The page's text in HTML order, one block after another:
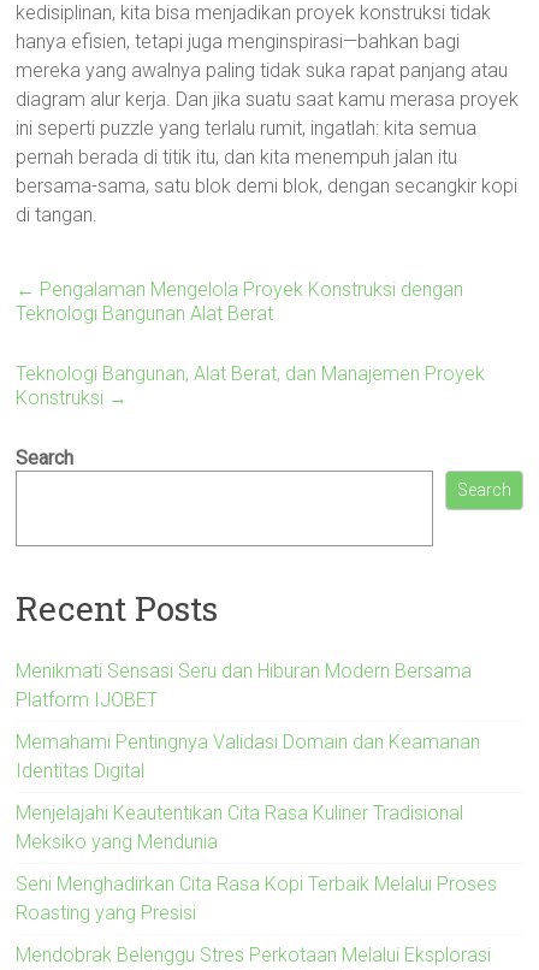
kedisiplinan, kita bisa menjadikan proyek konstruksi tidak
hanya efisien, tetapi juga menginspirasi—bahkan bagi
mereka yang awalnya paling tidak suka rapat panjang atau
diagram alur kerja. Dan jika suatu saat kamu merasa proyek
ini seperti puzzle yang terlalu rumit, ingatlah: kita semua
pernah berada di titik itu, dan kita menempuh jalan itu
bersama-sama, satu blok demi blok, dengan secangkir kopi
di tangan.
← Pengalaman Mengelola Proyek Konstruksi dengan
Teknologi Bangunan Alat Berat
Teknologi Bangunan, Alat Berat, dan Manajemen Proyek
Konstruksi →
Search
Search
Recent Posts
Menikmati Sensasi Seru dan Hiburan Modern Bersama
Platform IJOBET
Memahami Pentingnya Validasi Domain dan Keamanan
Identitas Digital
Menjelajahi Keautentikan Cita Rasa Kuliner Tradisional
Meksiko yang Mendunia
Seni Menghadirkan Cita Rasa Kopi Terbaik Melalui Proses
Roasting yang Presisi
Mendobrak Belenggu Stres Perkotaan Melalui Eksplorasi